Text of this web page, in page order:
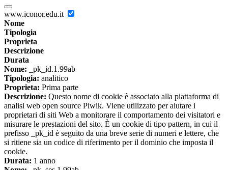
www.iconor.edu.it
Nome
Tipologia
Proprieta
Descrizione
Durata
Nome: _pk_id.1.99ab
Tipologia: analitico
Proprieta: Prima parte
Descrizione: Questo nome di cookie è associato alla piattaforma di
analisi web open source Piwik. Viene utilizzato per aiutare i
proprietari di siti Web a monitorare il comportamento dei visitatori e
misurare le prestazioni del sito. È un cookie di tipo pattern, in cui il
prefisso _pk_id è seguito da una breve serie di numeri e lettere, che
si ritiene sia un codice di riferimento per il dominio che imposta il
cookie.
Durata: 1 anno